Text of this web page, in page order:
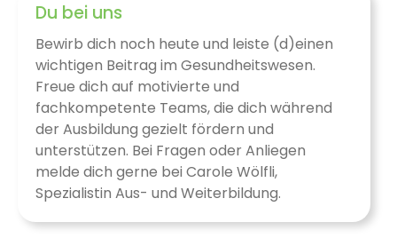
Du bei uns
Bewirb dich noch heute und leiste (d)einen
wichtigen Beitrag im Gesundheitswesen.
Freue dich auf motivierte und
fachkompetente Teams, die dich während
der Ausbildung gezielt fördern und
unterstützen. Bei Fragen oder Anliegen
melde dich gerne bei Carole Wölfli,
Spezialistin Aus- und Weiterbildung.